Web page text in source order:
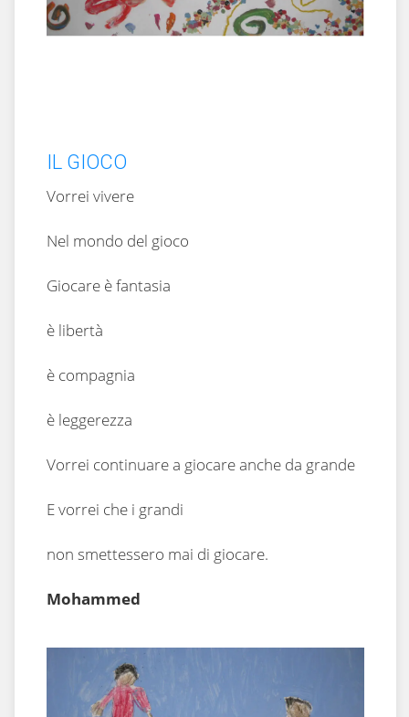
IL GIOCO
Vorrei vivere
Nel mondo del gioco
Giocare è fantasia
è libertà
è compagnia
è leggerezza
Vorrei continuare a giocare anche da grande
E vorrei che i grandi
non smettessero mai di giocare.
Mohammed